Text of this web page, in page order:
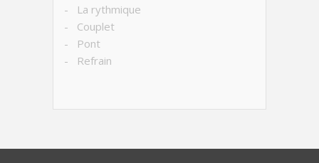
- La rythmique
- Couplet
- Pont
- Refrain
- Playback piano